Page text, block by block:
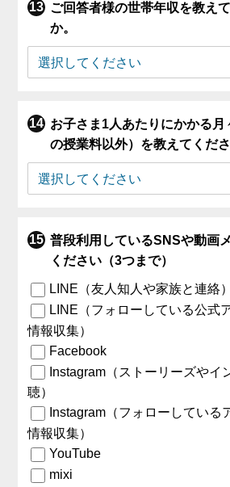
ご回答者様の世帯年収を教え
か。
お子さま1人あたりにかかる月
の授業料以外）を教えてくださ
普段利用しているSNSや動画
ください（3つまで）
LINE（友人知人や家族と連絡）
LINE（フォローしている公式
情報収集）
Facebook
Instagram（ストーリーズやイ
聴）
Instagram（フォローしている
情報収集）
YouTube
mixi